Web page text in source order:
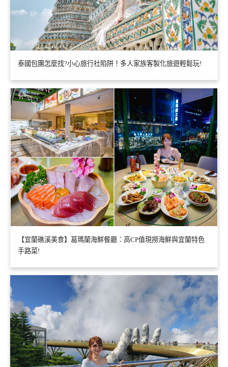
泰國包團怎麼找?小心旅行社陷阱！多人家族客製化旅遊輕鬆玩!
【宜蘭礁溪美食】葛瑪蘭海鮮餐廳：高CP值現撈海鮮與宜蘭特色
手路菜!